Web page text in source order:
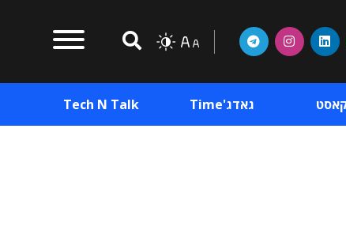
גאדג'Time Tech N Talk